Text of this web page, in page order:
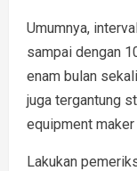
Umumnya,
sampai dengan
enam bulan
juga tergantung
equipment maker
Lakukan